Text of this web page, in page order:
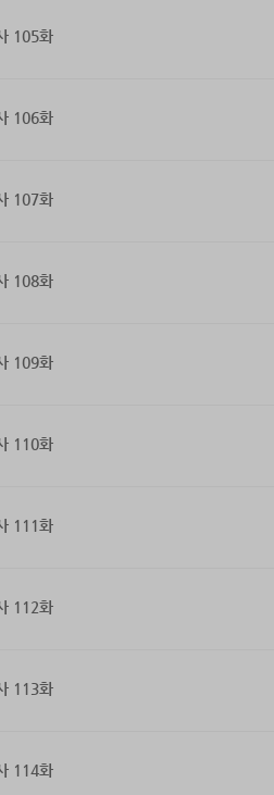
105화
106화
107화
108화
109화
110화
111화
112화
113화
114화